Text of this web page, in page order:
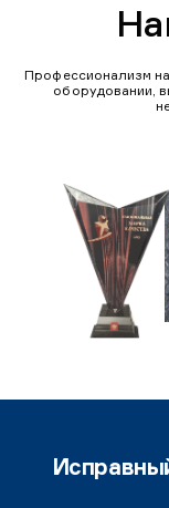
Профессионализм
оборудовании,